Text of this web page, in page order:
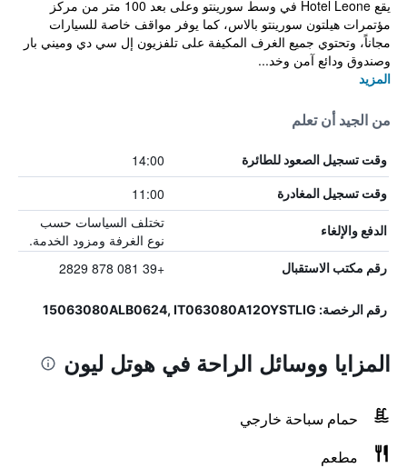
يقع Hotel Leone في وسط سورينتو وعلى بعد 100 متر من مركز
مؤتمرات هيلتون سورينتو بالاس، كما يوفر مواقف خاصة للسيارات
مجاناً، وتحتوي جميع الغرف المكيفة على تلفزيون إل سي دي وميني بار
وصندوق ودائع آمن وخد...
المزيد
من الجيد أن تعلم
وقت تسجيل الصعود للطائرة 14:00
وقت تسجيل المغادرة 11:00
الدفع والإلغاء
تختلف السياسات حسب
نوع الغرفة ومزود الخدمة.
رقم مكتب الاستقبال +39 081 878 2829
رقم الرخصة: 15063080ALB0624, IT063080A12OYSTLIG
المزايا ووسائل الراحة في هوتل ليون
حمام سباحة خارجي
مطعم